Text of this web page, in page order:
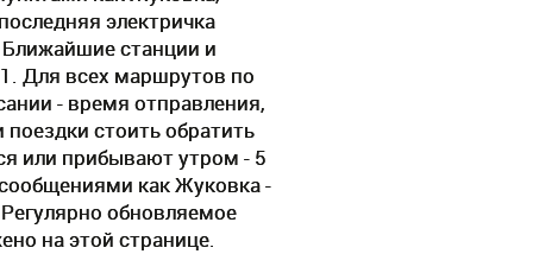
электричка
станции и
Для всех маршрутов по
- время отправления,
стоить обратить
или прибывают утром - 5
как Жуковка -
обновляемое
на этой странице.